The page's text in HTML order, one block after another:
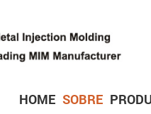
HOME SOBRE